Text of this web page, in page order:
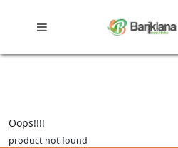
Oops!!!!
product not found